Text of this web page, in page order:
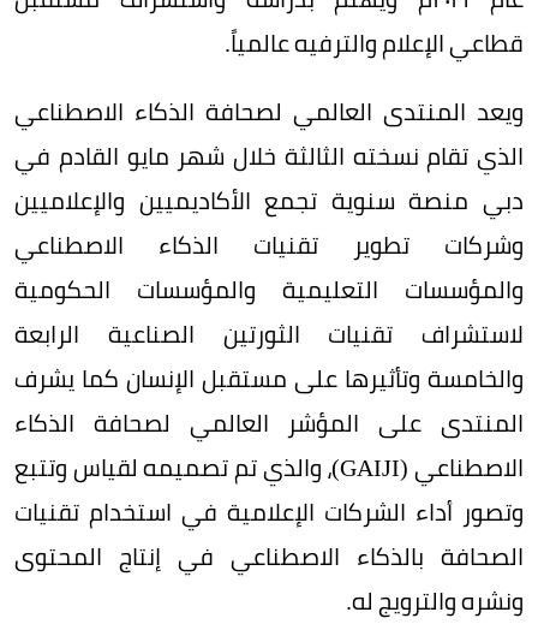
قطاعي الإعلام والترفيه عالمياً.
ويعد المنتدى العالمي لصحافة الذكاء الاصطناعي
الذي تقام نسخته الثالثة خلال شهر مايو القادم في
دبي منصة سنوية تجمع الأكاديميين والإعلاميين
وشركات تطوير تقنيات الذكاء الاصطناعي
والمؤسسات التعليمية والمؤسسات الحكومية
لاستشراف تقنيات الثورتين الصناعية الرابعة
والخامسة وتأثيرها على مستقبل الإنسان كما يشرف
المنتدى على المؤشر العالمي لصحافة الذكاء
الاصطناعي (GAIJI)، والذي تم تصميمه لقياس وتتبع
وتصور أداء الشركات الإعلامية في استخدام تقنيات
الصحافة بالذكاء الاصطناعي في إنتاج المحتوى
ونشره والترويج له.